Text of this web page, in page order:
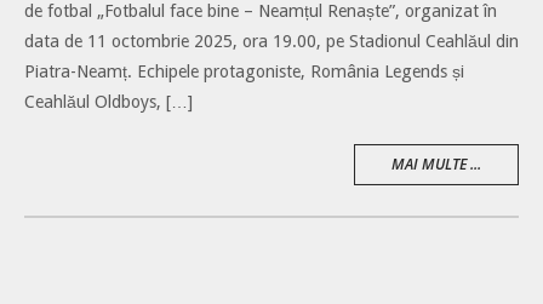
de fotbal „Fotbalul face bine – Neamțul Renaște”, organizat în
data de 11 octombrie 2025, ora 19.00, pe Stadionul Ceahlăul din
Piatra-Neamț. Echipele protagoniste, România Legends și
Ceahlăul Oldboys, […]
MAI MULTE ...